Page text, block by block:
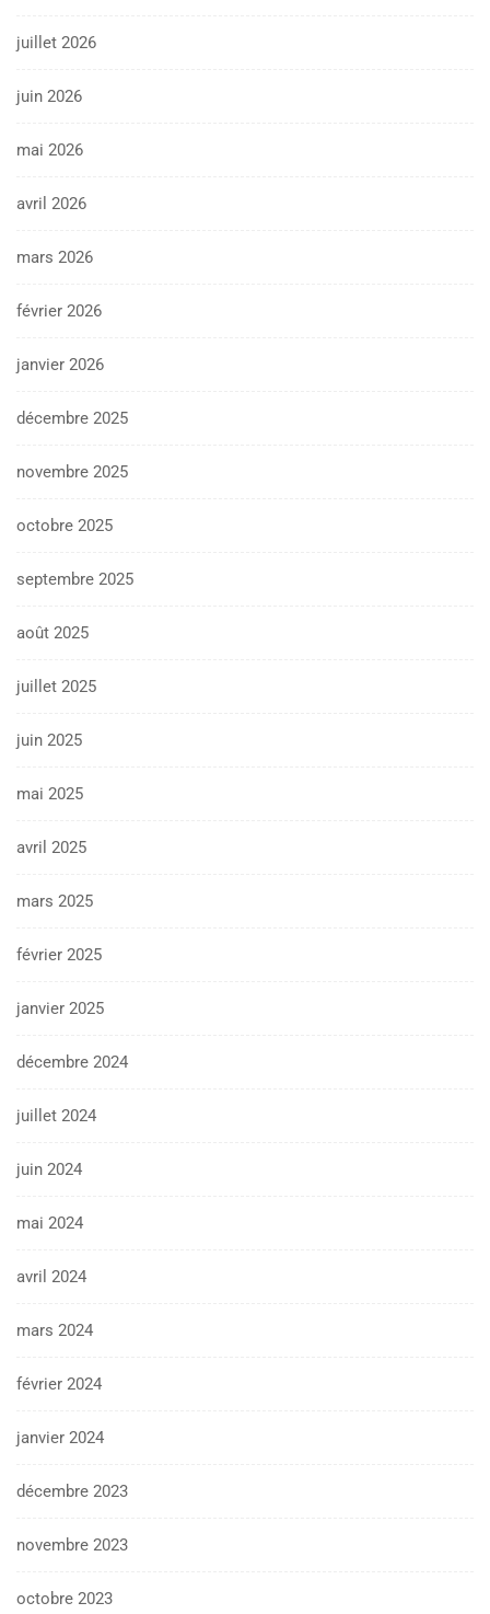
juillet 2026
juin 2026
mai 2026
avril 2026
mars 2026
février 2026
janvier 2026
décembre 2025
novembre 2025
octobre 2025
septembre 2025
août 2025
juillet 2025
juin 2025
mai 2025
avril 2025
mars 2025
février 2025
janvier 2025
décembre 2024
juillet 2024
juin 2024
mai 2024
avril 2024
mars 2024
février 2024
janvier 2024
décembre 2023
novembre 2023
octobre 2023